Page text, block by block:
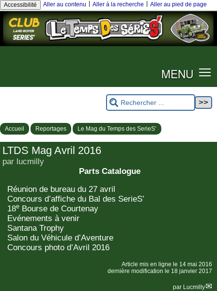
Accessibilité Aller au contenu Aller à la recherche Aller au pied de page
MENU
Accueil Reportages Le Mag du Temps des SerieS’
LTDS Mag Avril 2016
par lucmilly
Parts Catalogue
Réunion de bureau du 27 avril
Concours d’affiche du Bal des SerieS’
18e Bourse de Courtenay
Evénements à venir
Santana Trophy
Salon du Véhicule d’Aventure
Concours photo d’Avril 2016
Article mis en ligne le 14 mai 2016
dernière modification le 18 janvier 2017
par Lucmilly